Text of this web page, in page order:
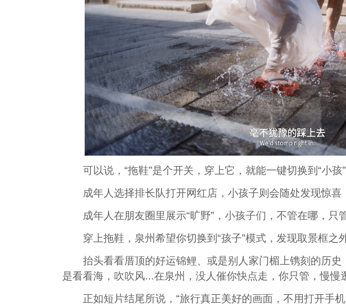
可以说，“拖鞋”是个开关，穿上它，就能一键切换到“小孩”
成年人选择排长队打开网红店，小孩子则会随处发现惊喜
成年人在朋友圈里展示“旷野”，小孩子们，不管在哪，只
穿上拖鞋，泉州希望你切换到“孩子”模式，发现取景框之
抬头看看厝顶的好运锦鲤、或是别人家门楣上镌刻的历
是看看海，吹吹风...在泉州，没人催你快点走，你只管，慢慢
正如短片结尾所说，“旅行真正美好的画面，不用打开手